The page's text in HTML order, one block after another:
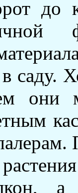
до
саду.
они
а